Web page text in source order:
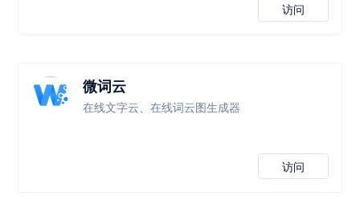
访问
微词云
在线文字云、在线词云图生成器
访问